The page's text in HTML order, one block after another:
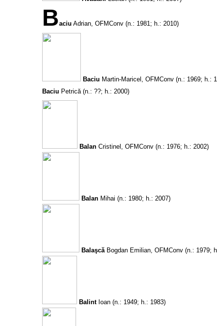
Baciu Adrian, OFMConv (n.: 1981; h.: 2010)
Baciu Martin-Maricel, OFMConv (n.: 1969; h.:
Baciu Petrică (n.: ??; h.: 2000)
BalanCristinel, OFMConv (n.: 1976; h.: 2002)
BalanMihai (n.: 1980; h.: 2007)
BalaşcăBogdan Emilian, OFMConv (n.: 1979;
BalintIoan (n.: 1949; h.: 1983)